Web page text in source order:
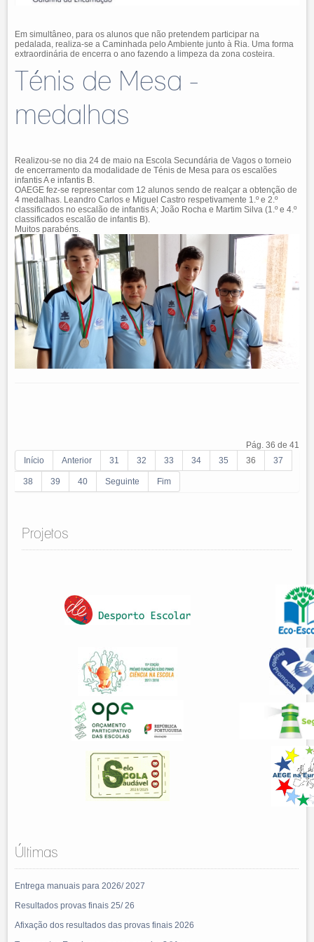
Em simultâneo, para os alunos que não pretendem participar na
pedalada, realiza-se a Caminhada pelo Ambiente junto à Ria. Uma forma
extraordinária de encerra o ano fazendo a limpeza da zona costeira.
Ténis de Mesa -
medalhas
Realizou-se no dia 24 de maio na Escola Secundária de Vagos o torneio
de encerramento da modalidade de Ténis de Mesa para os escalões
infantis A e infantis B.
OAEGE fez-se representar com 12 alunos sendo de realçar a obtenção de
4 medalhas. Leandro Carlos e Miguel Castro respetivamente 1.º e 2.º
classificados no escalão de infantis A; João Rocha e Martim Silva (1.º e 4.º
classificados escalão de infantis B).
Muitos parabéns.
Pág. 36 de 41
Início
Anterior 31 32 33 34 35 36 37
38 39 40 Seguinte Fim
Projetos
Últimas
Entrega manuais para 2026/ 2027
Resultados provas finais 25/ 26
Afixação dos resultados das provas finais 2026